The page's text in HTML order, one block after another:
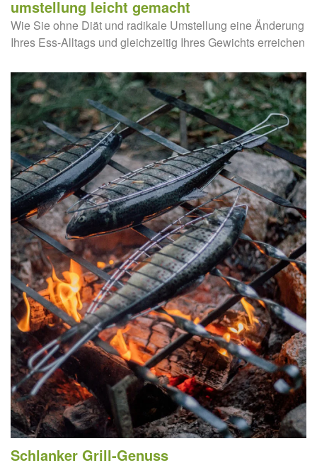
umstellung leicht gemacht
Wie Sie ohne Diät und radikale Umstellung eine Änderung
Ihres Ess-Alltags und gleichzeitig Ihres Gewichts erreichen
Schlanker Grill-Genuss